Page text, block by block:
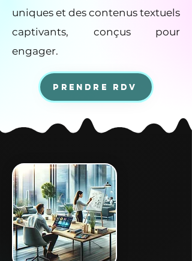
uniques et des contenus textuels
captivants, conçus pour
engager.
Prendre RDV